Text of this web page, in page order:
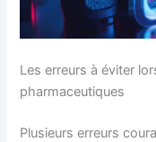
Les erreurs à éviter
pharmaceutiques
Plusieurs erreurs